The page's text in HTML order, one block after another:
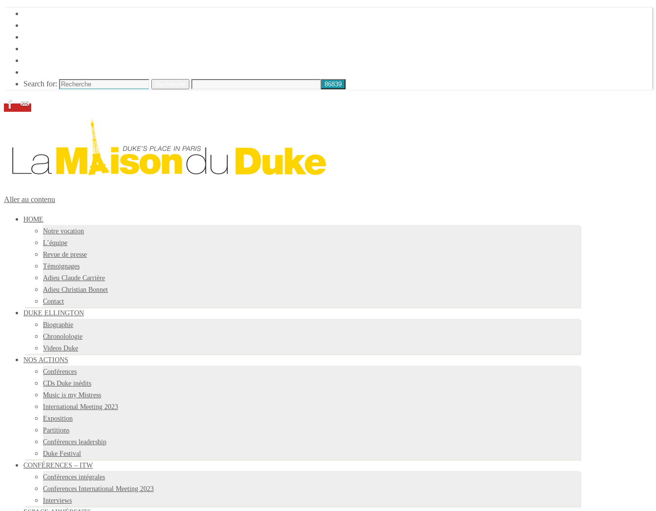
Search for:
Aller au contenu
HOME
Notre vocation
L’équipe
Revue de presse
Témoignages
Adieu Claude Carrière
Adieu Christian Bonnet
Contact
DUKE ELLINGTON
Biographie
Chronolologie
Videos Duke
NOS ACTIONS
Conférences
CDs Duke inédits
Music is my Mistress
International Meeting 2023
Exposition
Partitions
Conférences leadership
Duke Festival
CONFÉRENCES – ITW
Conférences intégrales
Conferences International Meeting 2023
Interviews